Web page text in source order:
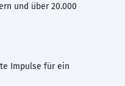
und über 20.000
Impulse für ein